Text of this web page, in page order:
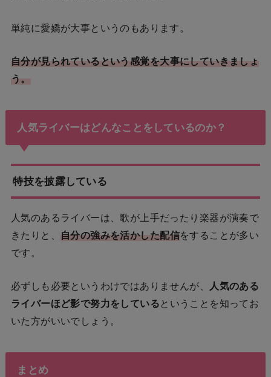
単純に愛嬌が大事というのもあります。
自分が見られているという感覚を大事にしていきましょ
う 。
人気ライバーはどんなことをしているのか？
特技を披露している
人気のあるライバーは、歌が上手だったり楽器が演奏で
きたりと、
自分の強みを活かした配信をすることが多い
です。
必ずしも必要というわけではありませんが、
人気のある
ライバーほど影で努力をしている ということを知ってお
いた方がいいでしょう。
まとめ